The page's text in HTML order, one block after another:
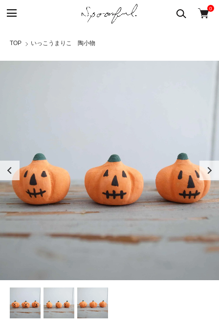
0
TOP いっこうまりこ 陶小物